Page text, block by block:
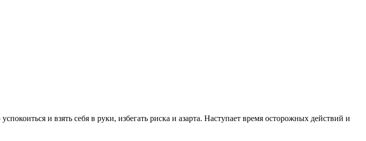
и взять себя в руки, избегать риска и азарта. Наступает время осторожных действий и